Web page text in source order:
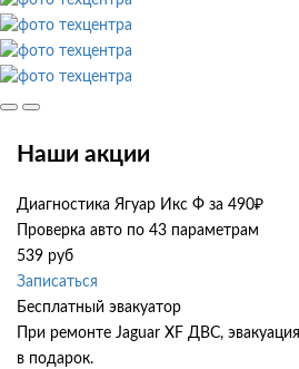
Наши акции
Диагностика Ягуар Икс Ф за 490₽
Проверка авто по 43 параметрам
539 руб
Записаться
Бесплатный эвакуатор
При ремонте Jaguar XF ДВС,
в подарок.